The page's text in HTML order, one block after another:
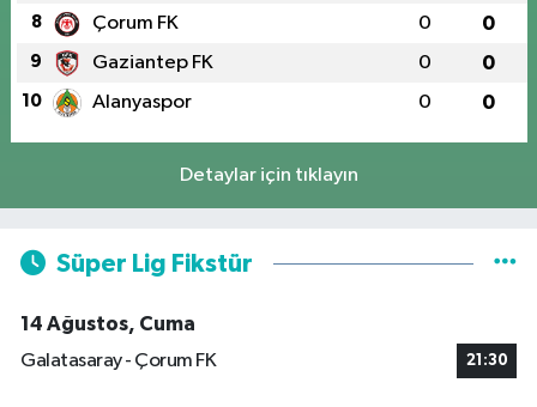
8 Çorum FK 0 0
9 Gaziantep FK 0 0
10 Alanyaspor 0 0
Detaylar için tıklayın
Süper Lig Fikstür
14 Ağustos, Cuma
Galatasaray - Çorum FK
21:30